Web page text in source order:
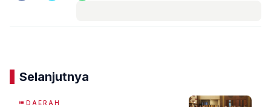
Selanjutnya
DAERAH